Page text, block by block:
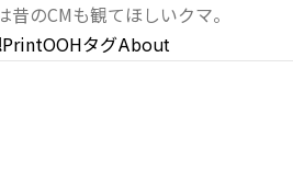
昔のCMも観てほしいクマ。
PrintOOHタグAbout